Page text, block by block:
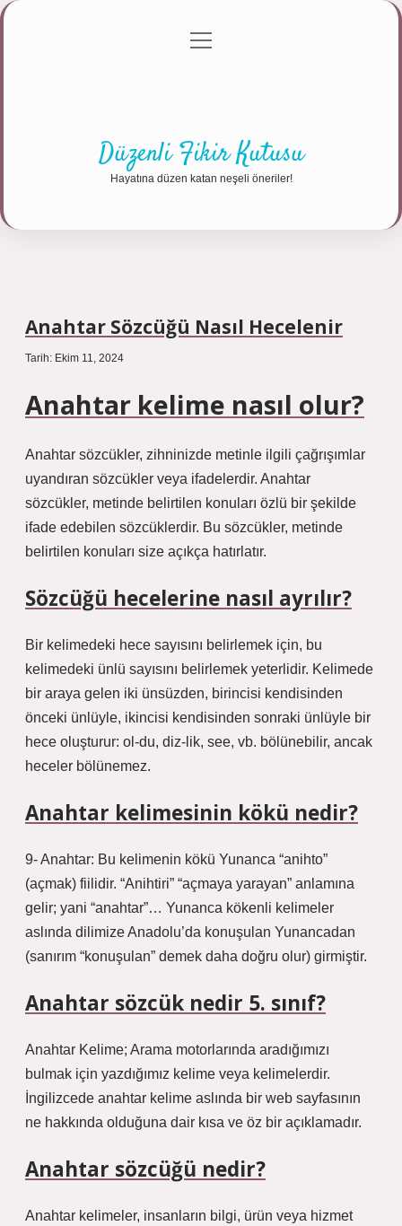
Gizlilik Politikası
menüyü
Düzenli Fikir Kutusu
Hayatına düzen katan neşeli öneriler!
Anahtar Sözcüğü Nasıl Hecelenir
Tarih: Ekim 11, 2024
Anahtar kelime nasıl olur?
Anahtar sözcükler, zihninizde metinle ilgili çağrışımlar
uyandıran sözcükler veya ifadelerdir. Anahtar
sözcükler, metinde belirtilen konuları özlü bir şekilde
ifade edebilen sözcüklerdir. Bu sözcükler, metinde
belirtilen konuları size açıkça hatırlatır.
Sözcüğü hecelerine nasıl ayrılır?
Bir kelimedeki hece sayısını belirlemek için, bu
kelimedeki ünlü sayısını belirlemek yeterlidir. Kelimede
bir araya gelen iki ünsüzden, birincisi kendisinden
önceki ünlüyle, ikincisi kendisinden sonraki ünlüyle bir
hece oluşturur: ol-du, diz-lik, see, vb. bölünebilir, ancak
heceler bölünemez.
Anahtar kelimesinin kökü nedir?
9- Anahtar: Bu kelimenin kökü Yunanca “anihto”
(açmak) fiilidir. “Anihtiri” “açmaya yarayan” anlamına
gelir; yani “anahtar”… Yunanca kökenli kelimeler
aslında dilimize Anadolu’da konuşulan Yunancadan
(sanırım “konuşulan” demek daha doğru olur) girmiştir.
Anahtar sözcük nedir 5. sınıf?
Anahtar Kelime; Arama motorlarında aradığımızı
bulmak için yazdığımız kelime veya kelimelerdir.
İngilizcede anahtar kelime aslında bir web sayfasının
ne hakkında olduğuna dair kısa ve öz bir açıklamadır.
Anahtar sözcüğü nedir?
Anahtar kelimeler, insanların bilgi, ürün veya hizmet